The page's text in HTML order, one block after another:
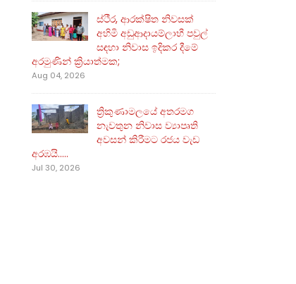
ස්ථීර, ආරක්ෂිත නිවසක්
අහිමි අඩුආදායම්ලාභී පවුල්
සඳහා නිවාස ඉදිකර දීමේ
අරමුණින් ක්‍රියාත්මක;
Aug 04, 2026
ත්‍රිකුණාමලයේ අතරමග
නැවතුන නිවාස ව්‍යාපෘති
අවසන් කිරීමට රජය වැඩ
අරඹයි.....
Jul 30, 2026